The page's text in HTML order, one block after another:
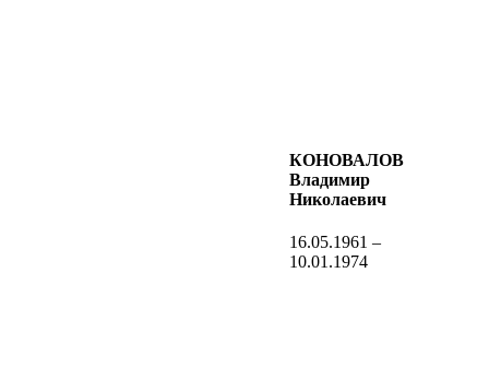
КОНОВАЛОВ
Владимир
Николаевич
16.05.1961 –
10.01.1974